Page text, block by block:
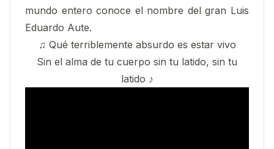
mundo entero conoce el nombre del gran Luis
Eduardo Aute.
♫ Qué terriblemente absurdo es estar vivo
Sin el alma de tu cuerpo sin tu latido, sin tu
latido ♪